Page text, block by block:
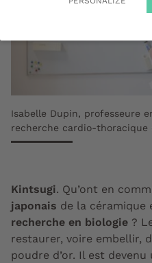
Isabelle Dupin, professeure
recherche cardio-thoracique
Kintsugi. Qu’ont en
japonais de la céramique
recherche en biologie ?
restaurer, voire embellir,
poudre d’or. Il est devenu